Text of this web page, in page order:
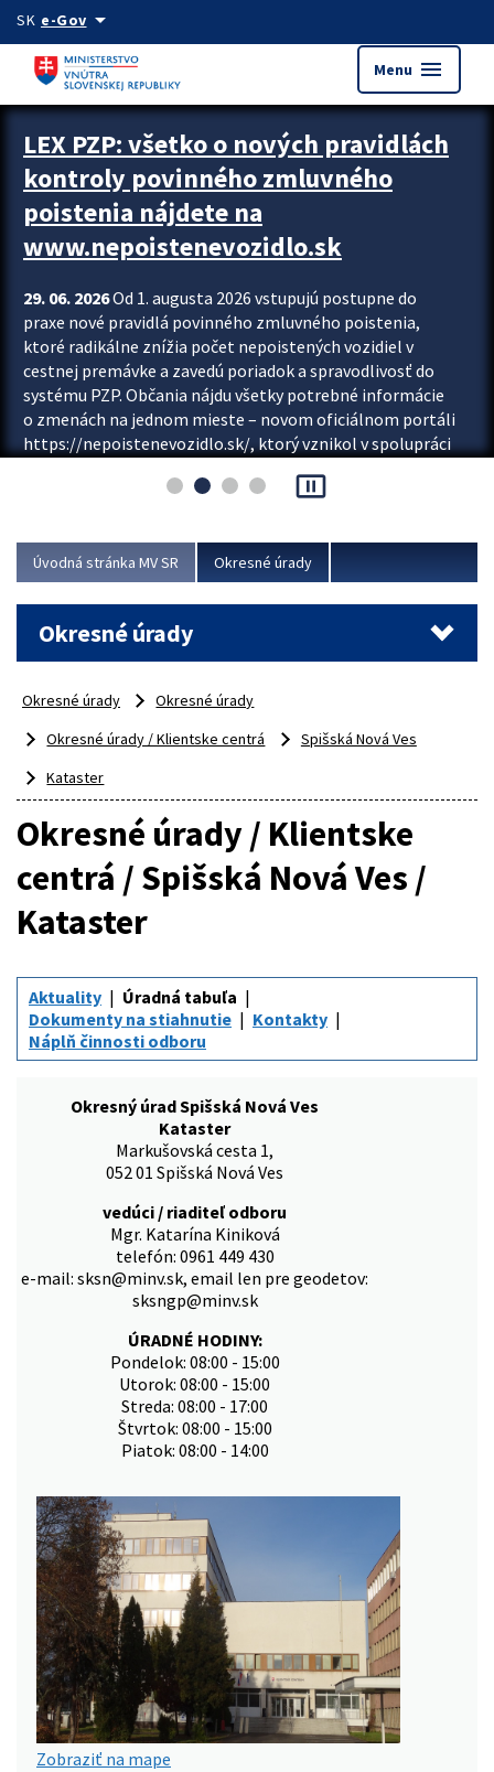
Preskocit na hlavný obsah
SK e-Govarrow_drop_down
Menu menu
Zastavit automatický posun upútavok
LEX PZP: všetko o nových pravidlách
kontroly povinného zmluvného
poistenia nájdete na
www.nepoistenevozidlo.sk
29. 06. 2026Od 1. augusta 2026 vstupujú postupne do
praxe nové pravidlá povinného zmluvného poistenia,
ktoré radikálne znížia počet nepoistených vozidiel v
cestnej premávke a zavedú poriadok a spravodlivosť do
systému PZP. Občania nájdu všetky potrebné informácie
o zmenách na jednom mieste – novom oficiálnom portáli
https://nepoistenevozidlo.sk/, ktorý vznikol v spolupráci
asociácie poisťovní (SLASPO) a Ministerstva vnútra SR.
Viac
pause_presentation
Úvodná stránka MV SR Okresné úrady
Okresné úrady
Okresné úrady
Okresné úrady
Okresné úrady / Klientske centrá
Spišská Nová Ves
Kataster
Okresné úrady / Klientske
centrá / Spišská Nová Ves /
Kataster
Aktuality
Úradná tabuľa
Dokumenty na stiahnutie
Kontakty
Náplň činnosti odboru
Okresný úrad Spišská Nová Ves
Kataster
Markušovská cesta 1,
052 01 Spišská Nová Ves
vedúci / riaditeľ odboru
Mgr. Katarína Kiniková
telefón: 0961 449 430
e-mail: sksn@minv.sk, email len pre geodetov:
sksngp@minv.sk
ÚRADNÉ HODINY:
Pondelok: 08:00 - 15:00
Utorok: 08:00 - 15:00
Streda: 08:00 - 17:00
Štvrtok: 08:00 - 15:00
Piatok: 08:00 - 14:00
Zobraziť na mape